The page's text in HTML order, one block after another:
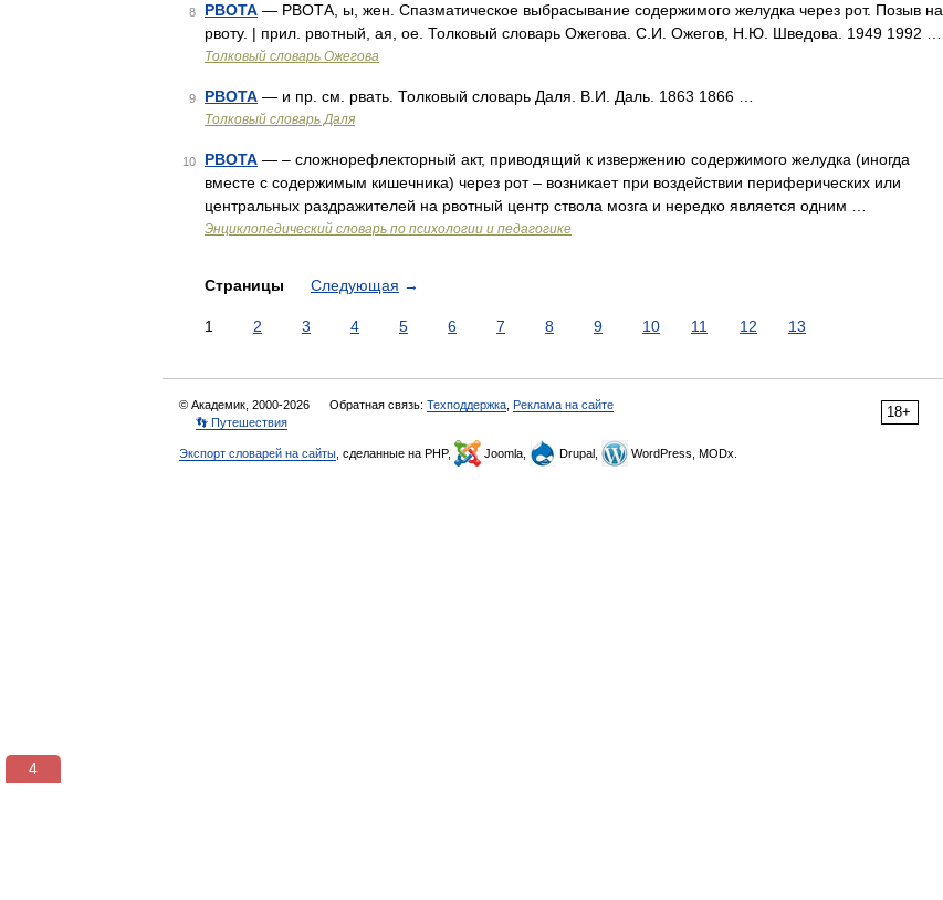
8 РВОТА — РВОТА, ы, жен. Спазматическое выбрасывание содержимого желудка через рот. Позыв на
рвоту. | прил. рвотный, ая, ое. Толковый словарь Ожегова. С.И. Ожегов, Н.Ю. Шведова. 1949 1992 …
Толковый словарь Ожегова
9 РВОТА — и пр. см. рвать. Толковый словарь Даля. В.И. Даль. 1863 1866 …
Толковый словарь Даля
10 РВОТА — – сложнорефлекторный акт, приводящий к извержению содержимого желудка (иногда
вместе с содержимым кишечника) через рот – возникает при воздействии периферических или
центральных раздражителей на рвотный центр ствола мозга и нередко является одним …
Энциклопедический словарь по психологии и педагогике
Страницы Следующая →
1 2 3 4 5 6 7 8 9 10 11 12 13
18+
© Академик, 2000-2026 Обратная связь: Техподдержка Реклама на сайте
👣 Путешествия
Экспорт словарей на сайты , сделанные на PHP, Joomla, Drupal, WordPress, MODx.
3